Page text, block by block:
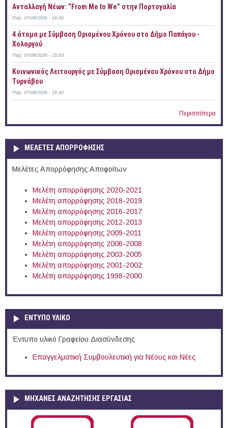
Ανταλλαγή Νέων: “From Me to We” στην Πορτογαλία
Παρ, 07/08/2026 - 16:02
4 άτομα με Σύμβαση Ορισμένου Χρόνου στο Δήμο Παπάγου -
Χολαργού
Παρ, 07/08/2026 - 15:53
Κοινωνικός Λειτουργός με Σύμβαση Ορισμένου Χρόνου στο Δήμο
Τυρνάβου
Παρ, 07/08/2026 - 15:42
Περισσότερα
ΜΕΛΕΤΕΣ ΑΠΟΡΡΟΦΗΣΗΣ
Μελέτες Απορρόφησης Αποφοίτων
Μελέτη απορρόφησης 2020-2021
Μελέτη απορρόφησης 2018-2019
Μελέτη απορρόφησης 2016-2017
Μελέτη απορρόφησης 2012-2013
Μελέτη απορρόφησης 2009-2011
Μελέτη απορρόφησης 2006-2008
Μελέτη απορρόφησης 2003-2005
Μελέτη απορρόφησης 2001-2002
Μελέτη απορρόφησης 1998-2000
ΕΝΤΥΠΟ ΥΛΙΚΟ
Έντυπο υλικό Γραφείου Διασύνδεσης
Επαγγελματική Συμβουλευτική για Νέους και Νέες
ΜΗΧΑΝΕΣ ΑΝΑΖΗΤΗΣΗΣ ΕΡΓΑΣΙΑΣ